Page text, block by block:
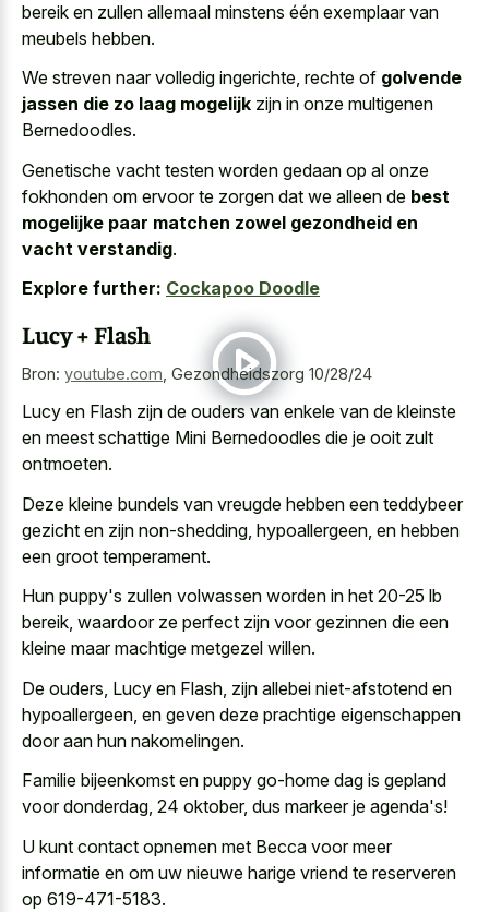
bereik en zullen allemaal minstens één exemplaar van
meubels hebben.
We streven naar volledig ingerichte, rechte of golvende
jassen die zo laag mogelijk zijn in onze multigenen
Bernedoodles.
Genetische vacht testen worden gedaan op al onze
fokhonden om ervoor te zorgen dat we alleen de best
mogelijke paar matchen zowel gezondheid en
vacht verstandig.
Explore further: Cockapoo Doodle
Lucy + Flash
Bron: youtube.com Gezondheidszorg 10/28/24
Lucy en Flash zijn de ouders van enkele van de kleinste
en meest schattige Mini Bernedoodles die je ooit zult
ontmoeten.
Deze kleine bundels van vreugde hebben een teddybeer
gezicht en zijn non-shedding, hypoallergeen, en hebben
een groot temperament.
Hun puppy's zullen volwassen worden in het 20-25 lb
bereik, waardoor ze perfect zijn voor gezinnen die een
kleine maar machtige metgezel willen.
De ouders, Lucy en Flash, zijn allebei niet-afstotend en
hypoallergeen, en geven deze prachtige eigenschappen
door aan hun nakomelingen.
Familie bijeenkomst en puppy go-home dag is gepland
voor donderdag, 24 oktober, dus markeer je agenda's!
U kunt contact opnemen met Becca voor meer
informatie en om uw nieuwe harige vriend te reserveren
op 619-471-5183.